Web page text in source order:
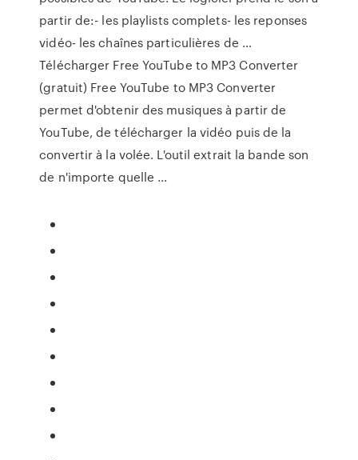
partir de:- les playlists complets- les reponses
vidéo- les chaînes particulières de …
Télécharger Free YouTube to MP3 Converter
(gratuit) Free YouTube to MP3 Converter
permet d'obtenir des musiques à partir de
YouTube, de télécharger la vidéo puis de la
convertir à la volée. L'outil extrait la bande son
de n'importe quelle ...